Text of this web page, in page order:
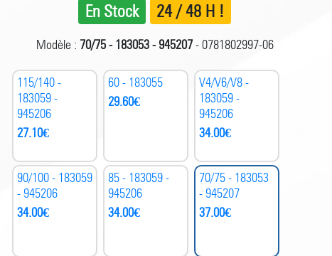
En Stock 24 / 48 H !
Modèle : 70/75 - 183053 - 945207- 0781802997-06
115/140 -
183059 -
945206
27.10€
60 - 183055
29.60€
V4/V6/V8 -
183059 -
945206
34.00€
90/100 - 183059
- 945206
34.00€
85 - 183059 -
945206
34.00€
70/75 - 183053
- 945207
37.00€